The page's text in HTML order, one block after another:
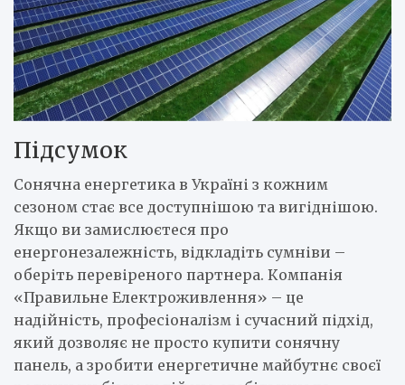
Підсумок
Сонячна енергетика в Україні з кожним
сезоном стає все доступнішою та вигіднішою.
Якщо ви замислюєтеся про
енергонезалежність, відкладіть сумніви –
оберіть перевіреного партнера. Компанія
«Правильне Електроживлення» – це
надійність, професіоналізм і сучасний підхід,
який дозволяє не просто купити сонячну
панель, а зробити енергетичне майбутнє своєї